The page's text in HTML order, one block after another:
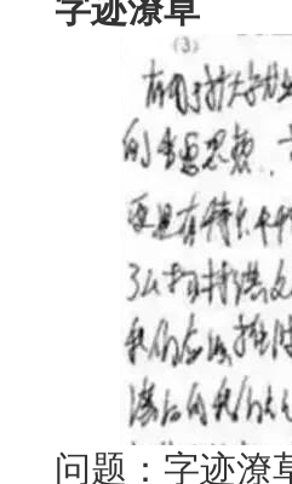
字迹潦草
问题：字迹潦草